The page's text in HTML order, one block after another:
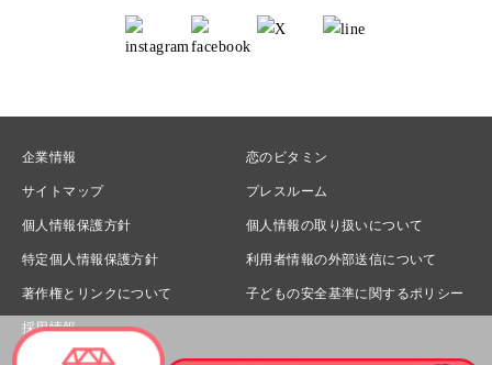
企業情報 恋のビタミン
サイトマップ プレスルーム
個人情報保護方針 個人情報の取り扱いについて
特定個人情報保護方針 利用者情報の外部送信について
著作権とリンクについて 子どもの安全基準に関するポリシー
採用情報